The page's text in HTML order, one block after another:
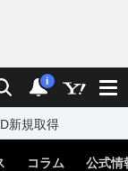
検索 通知
i
新規取得
コラム 公式情